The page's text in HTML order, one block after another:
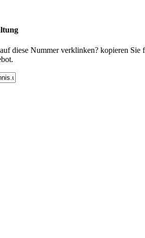
diese Nummer verklinken? kopieren